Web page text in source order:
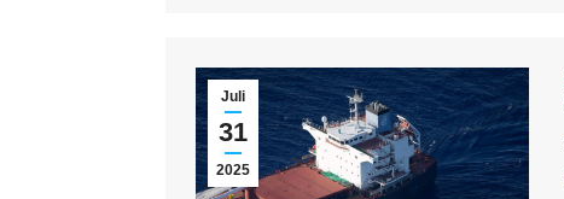
Juli
31
2025